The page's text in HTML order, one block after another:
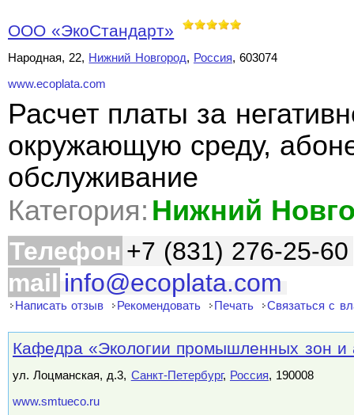
ООО «ЭкоСтандарт»
Народная, 22, Нижний Новгород, Россия, 603074
www.ecoplata.com
Расчет платы за
окружающую среду,
обслуживание
Категория: Нижний
Телефон +7 (831) 276-25-60
mail info@ecoplata.com
Написать отзыв Рекомендовать Печать Связаться с
Кафедра «Экологии промышленных зон
ул. Лоцманская, д.3, Санкт-Петербург, Россия, 190008
www.smtueco.ru